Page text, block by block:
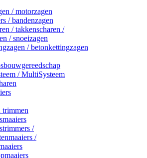
/ motorzagen
/ bandenzagen
/ takkenscharen /
/ snoeizagen
/ betonkettingzagen
/ MultiSysteem
trimmen
/
/